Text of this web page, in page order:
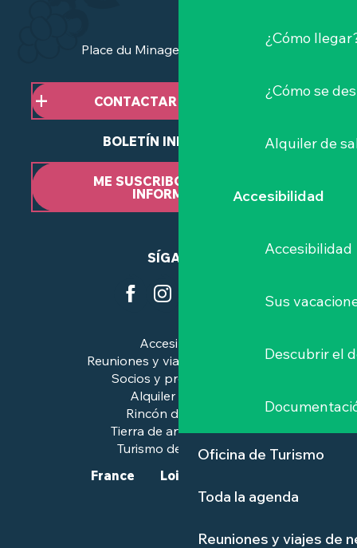
¿Cómo
¿Cómo se
Alquiler de
Accesibilidad
Accesibilidad
Sus
Descubrir el
Oficina de Turismo
Toda la agenda
Reuniones y viajes de
Place du Minage - 44190 Clisson
CONTACTAR CON NOSOTROS
BOLETÍN INFORMATIVO
ME SUSCRIBO AL BOLETÍN
INFORMATIVO
SÍGANOS
Accesibilidad
Reuniones y viajes de negocios
Socios y profesionales
Alquiler de salas
Rincón de prensa
Tierra de arte e historia
Turismo de calidad™.
France
Loire-Atlantique